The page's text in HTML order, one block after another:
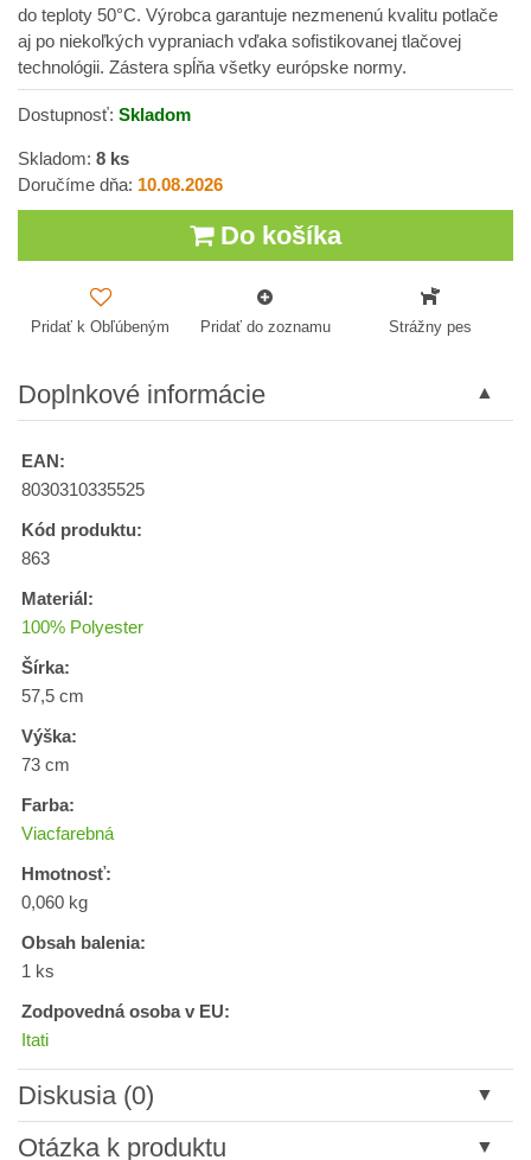
do teploty 50°C. Výrobca garantuje nezmenenú kvalitu potlače
aj po niekoľkých vypraniach vďaka sofistikovanej tlačovej
technológii. Zástera spĺňa všetky európske normy.
Dostupnosť: Skladom
Skladom: 8 ks
Doručíme dňa: 10.08.2026
Do košíka
Pridať k Obľúbeným Pridať do zoznamu Strážny pes
Doplnkové informácie
EAN:
8030310335525
Kód produktu:
863
Materiál:
100% Polyester
Šírka:
57,5 cm
Výška:
73 cm
Farba:
Viacfarebná
Hmotnosť:
0,060 kg
Obsah balenia:
1 ks
Zodpovedná osoba v EU:
Itati
Diskusia (0)
Nový komentár
Otázka k produktu